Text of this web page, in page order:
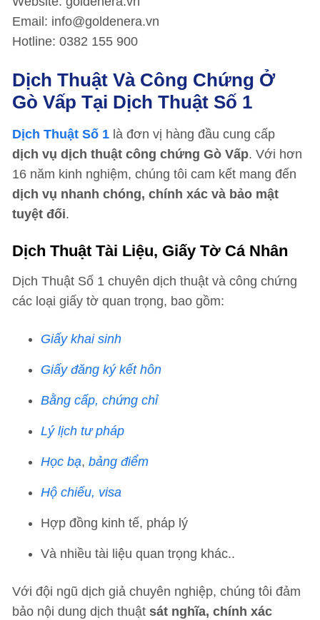
Email: info@goldenera.vn
Hotline: 0382 155 900
Dịch Thuật Và Công Chứng Ở
Gò Vấp Tại Dịch Thuật Số 1
Dịch Thuật Số 1 là đơn vị hàng đầu cung cấp
dịch vụ dịch thuật công chứng Gò Vấp. Với hơn
16 năm kinh nghiệm, chúng tôi cam kết mang đến
dịch vụ nhanh chóng, chính xác và bảo mật
tuyệt đối.
Dịch Thuật Tài Liệu, Giấy Tờ Cá Nhân
Dịch Thuật Số 1 chuyên dịch thuật và công chứng
các loại giấy tờ quan trọng, bao gồm:
Giấy khai sinh
Giấy đăng ký kết hôn
Bằng cấp, chứng chỉ
Lý lịch tư pháp
Học bạ, bảng điểm
Hộ chiếu, visa
Hợp đồng kinh tế, pháp lý
Và nhiều tài liệu quan trọng khác..
Với đội ngũ dịch giả chuyên nghiệp, chúng tôi đảm
bảo nội dung dịch thuật sát nghĩa, chính xác